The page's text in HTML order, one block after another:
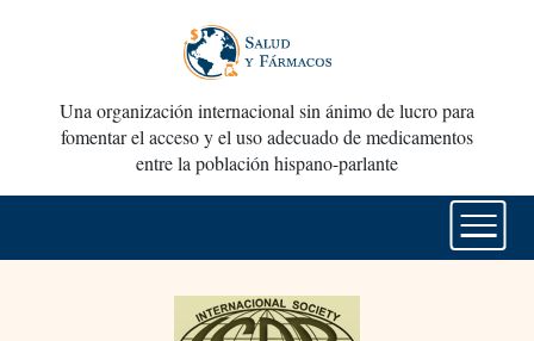
Una organización internacional sin ánimo de lucro para
fomentar el acceso y el uso adecuado de medicamentos
entre la población hispano-parlante